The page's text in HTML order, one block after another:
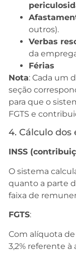
outros).
Verbas
da
Férias
Nota: Cada um
seção
para que o
FGTS e
4. Cálculo dos
INSS
O sistema
quanto a parte
faixa de
FGTS:
Com alíquota
3,2% referente